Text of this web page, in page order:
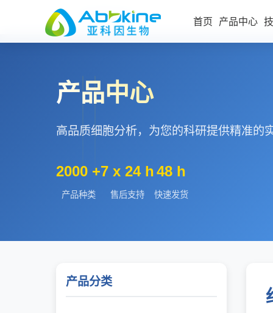
首页 产品中心
细胞代谢检测试剂盒
细胞迁移/侵袭
细
首页 细胞分析>
产品中心
高品质细胞分析，为您的科研提供精准的
2000 +
产品种类
7 x 24 h
售后支持
48 h
快速发货
产品分类